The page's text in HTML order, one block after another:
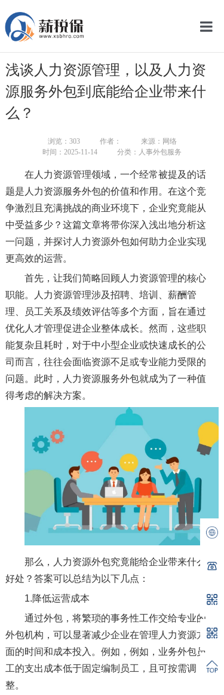
网
浅谈人力资源管理，以及人力资
源服务外包到底能给企业带来什
么？
浏览： 303 作者：
来源：网络
时间：2025-11-14
分类：人事外包服务
在人力资源管理领域，一个经常被提及的话
题是人力资源服务外包的价值和作用。在这个竞
争激烈且充满挑战的商业环境下，企业究竟能从
中受益多少？这篇文章将带你深入浅出地分析这
一问题，并探讨人力资源外包如何助力企业实现
更高效的运营。
首先，让我们简略回顾人力资源管理的核心
职能。人力资源管理涉及招聘、培训、薪酬管
理、员工关系及绩效评估等多个方面，旨在通过
优化人才管理促进企业整体成长。然而，这些职
能复杂且耗时，对于中小型企业或快速成长的公
司而言，往往会面临资源不足或专业能力受限的
问题。此时，人力资源服务外包就成为了一种值
得考虑的解决方案。
那么，人力资源外包究竟能给企业带来什么
好处？答案可以总结为以下几点：
1.降低运营成本
通过外包，将繁琐的事务性工作交给专业的
外包机构，可以显著减少企业在管理人力资源方
面的时间和成本投入。例如，例如，业务外包员
工的支出成本低于固定编制员工，且可按需调
整。